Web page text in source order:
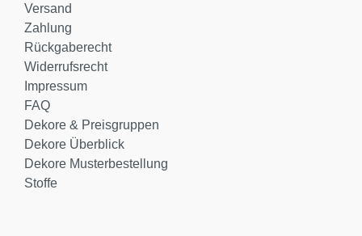
Versand
Zahlung
Rückgaberecht
Widerrufsrecht
Impressum
FAQ
Dekore & Preisgruppen
Dekore Überblick
Dekore Musterbestellung
Stoffe